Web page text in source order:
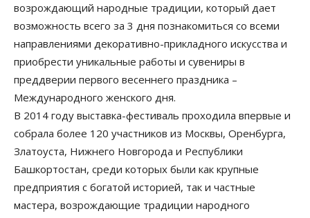
возрождающий народные традиции, который дает
возможность всего за 3 дня познакомиться со всеми
направлениями декоративно-прикладного искусства и
приобрести уникальные работы и сувениры в
преддверии первого весеннего праздника –
Международного женского дня.
В 2014 году выставка-фестиваль проходила впервые и
собрала более 120 участников из Москвы, Оренбурга,
Златоуста, Нижнего Новгорода и Республики
Башкортостан, среди которых были как крупные
предприятия с богатой историей, так и частные
мастера, возрождающие традиции народного